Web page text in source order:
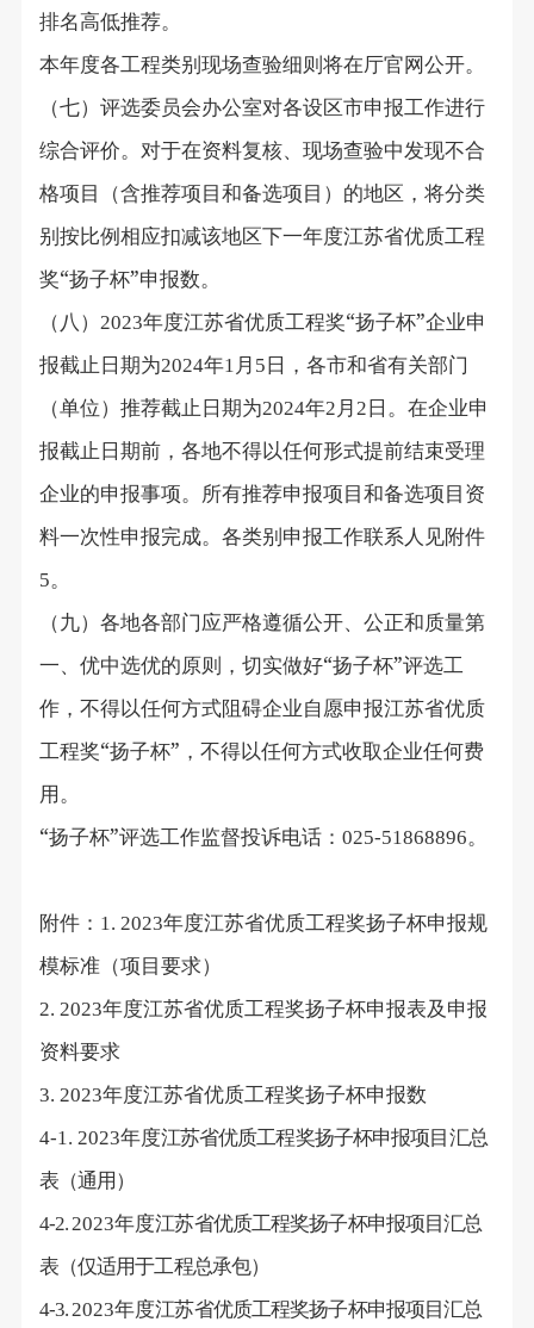
排名高低推荐。
本年度各工程类别现场查验细则将在厅官网公开。
（七）评选委员会办公室对各设区市申报工作进行
综合评价。对于在资料复核、现场查验中发现不合
格项目（含推荐项目和备选项目）的地区，将分类
别按比例相应扣减该地区下一年度江苏省优质工程
奖“扬子杯”申报数。
（八）
2023年度江苏省优质工程奖“扬子杯”企业申
报截止日期为2024年1 月 5日，各市和省有关部门
（单位）推荐截止日期为2024年2 月 2日。在企业申
报截止日期前，各地不得以任何形式提前结束受理
企业的申报事项。所有推荐申报项目和备选项目资
料一次性申报完成。各类别申报工作联系人见附件
5。
（九）各地各部门应严格遵循公开、公正和质量第
一、优中选优的原则，切实做好“扬子杯”评选工
作，不得以任何方式阻碍企业自愿申报江苏省优质
工程奖“扬子杯”，不得以任何方式收取企业任何费
用。
“扬子杯”评选工作监督投诉电话： 025-51868896。
附件： 1. 2023年度江苏省优质工程奖扬子杯申报规
模标准（项目要求）
2. 2023年度江苏省优质工程奖扬子杯申报表及申报
资料要求
3. 2023年度江苏省优质工程奖扬子杯申报数
4-1. 2023年度江苏省优质工程奖扬子杯申报项目汇总
表（通用）
4-2. 2023年度江苏省优质工程奖扬子杯申报项目汇总
表（仅适用于工程总承包）
4-3. 2023年度江苏省优质工程奖扬子杯申报项目汇总